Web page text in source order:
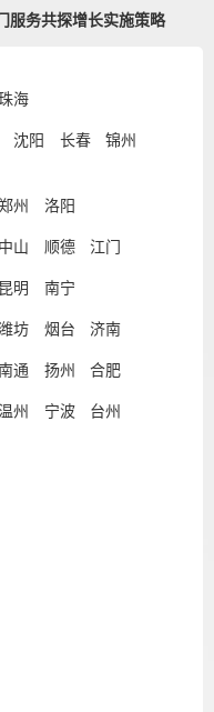
服务共探增长实施策略
海
沈阳 长春
锦州
州 洛阳
中山 顺德 江门
昆明 南宁
坊 烟台 济南
通 扬州 合肥
州 宁波 台州